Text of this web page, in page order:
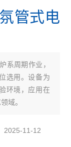
管式电
系周期作业，
选用。设备为
环境，应用在
域。
2025-11-12